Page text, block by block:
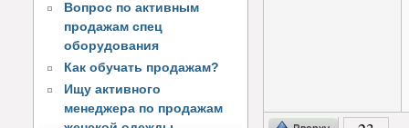
Вопрос по активным
продажам спец
оборудования
Как обучать продажам?
Ищу активного
менеджера по продажам